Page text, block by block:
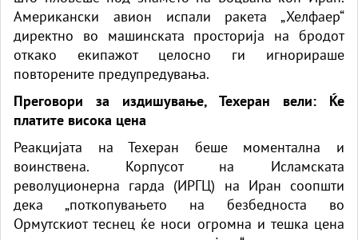
Американски авион испали ракета „Хелфаер“
директно во машинската просторија на бродот
откако екипажот целосно ги игнорираше
повторените предупредувања.
Преговори за издишување, Техеран вели: Ќе
платите висока цена
Реакцијата на Техеран беше моментална и
воинствена. Корпусот на Исламската
револуционерна гарда (ИРГЦ) на Иран соопшти
дека „поткопувањето на безбедноста во
Ормутскиот теснец ќе носи огромна и тешка цена